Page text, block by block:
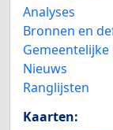
Analyses
Bronnen en
Nieuws
Ranglijsten
Kaarten: